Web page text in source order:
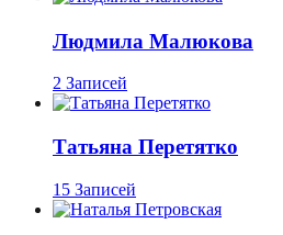
Людмила Малюкова
2 Записей
Татьяна Перетятко
15 Записей